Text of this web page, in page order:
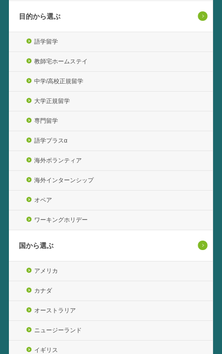
目的から選ぶ
語学留学
教師宅ホームステイ
中学/高校正規留学
大学正規留学
専門留学
語学プラスα
海外ボランティア
海外インターンシップ
オペア
ワーキングホリデー
国から選ぶ
アメリカ
カナダ
オーストラリア
ニュージーランド
イギリス